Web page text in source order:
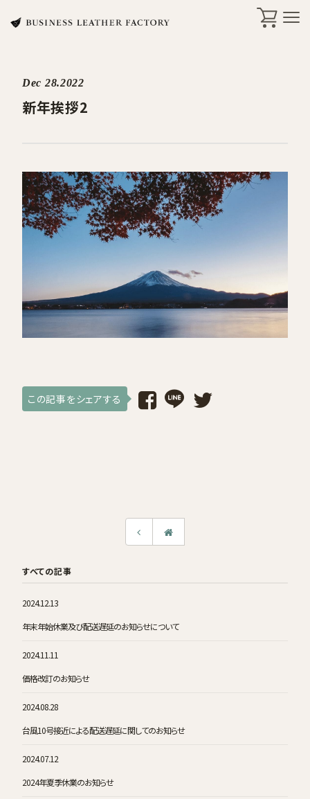
オリジナル刻印・ギフト
ケア・修理
採用情報
お気に入り
Dec 28.2022
新年挨拶2
この記事をシェアする
すべての記事
2024.12.13
年末年始休業及び配送遅延のお知らせについて
2024.11.11
価格改訂のお知らせ
2024.08.28
台風10号接近による配送遅延に関してのお知らせ
2024.07.12
2024年夏季休業のお知らせ